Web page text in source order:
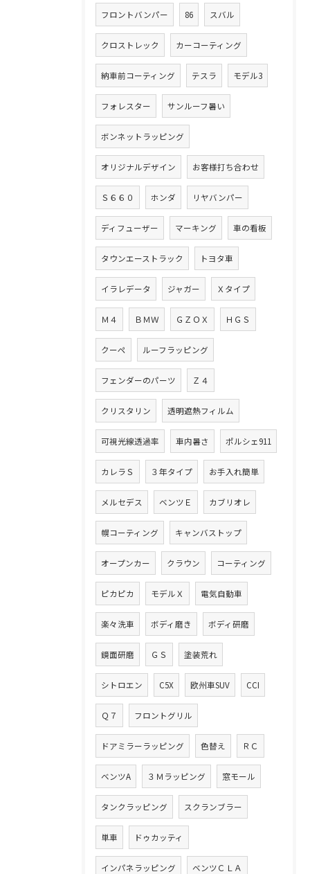
フロントバンパー 86 スバル
クロストレック カーコーティング
納車前コーティング テスラ モデル3
フォレスター サンルーフ暑い
ボンネットラッピング
オリジナルデザイン お客様打ち合わせ
Ｓ６６０ ホンダ リヤバンパー
ディフューザー マーキング 車の看板
タウンエーストラック トヨタ車
イラレデータ ジャガー Ｘタイプ
Ｍ４ ＢＭＷ ＧＺＯＸ ＨＧＳ
クーペ ルーフラッピング
フェンダーのパーツ Ｚ４
クリスタリン 透明遮熱フィルム
可視光線透過率 車内暑さ ポルシェ911
カレラＳ ３年タイプ お手入れ簡単
メルセデス ベンツＥ カブリオレ
幌コーティング キャンバストップ
オープンカー クラウン コーティング
ピカピカ モデルＸ 電気自動車
楽々洗車 ボディ磨き ボディ研磨
鏡面研磨 ＧＳ 塗装荒れ
シトロエン C5X 欧州車SUV CCI
Ｑ７ フロントグリル
ドアミラーラッピング 色替え ＲＣ
ベンツA ３Ｍラッピング 窓モール
タンクラッピング スクランブラー
単車 ドゥカッティ
インパネラッピング ベンツＣＬＡ